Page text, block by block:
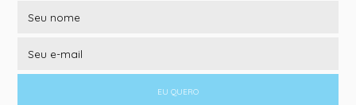
EU QUERO